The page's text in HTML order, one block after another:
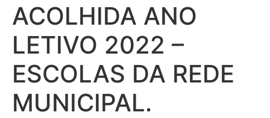
ACOLHIDA ANO
LETIVO 2022 –
ESCOLAS DA REDE
MUNICIPAL.